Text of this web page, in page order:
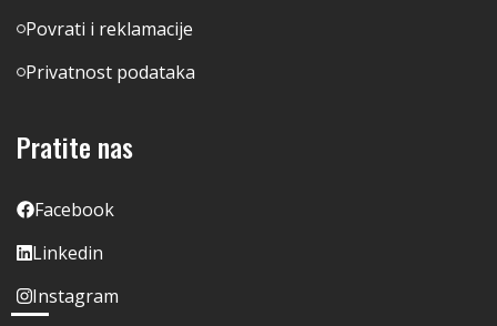
Povrati i reklamacije
Privatnost podataka
Pratite nas
Facebook
Linkedin
Instagram